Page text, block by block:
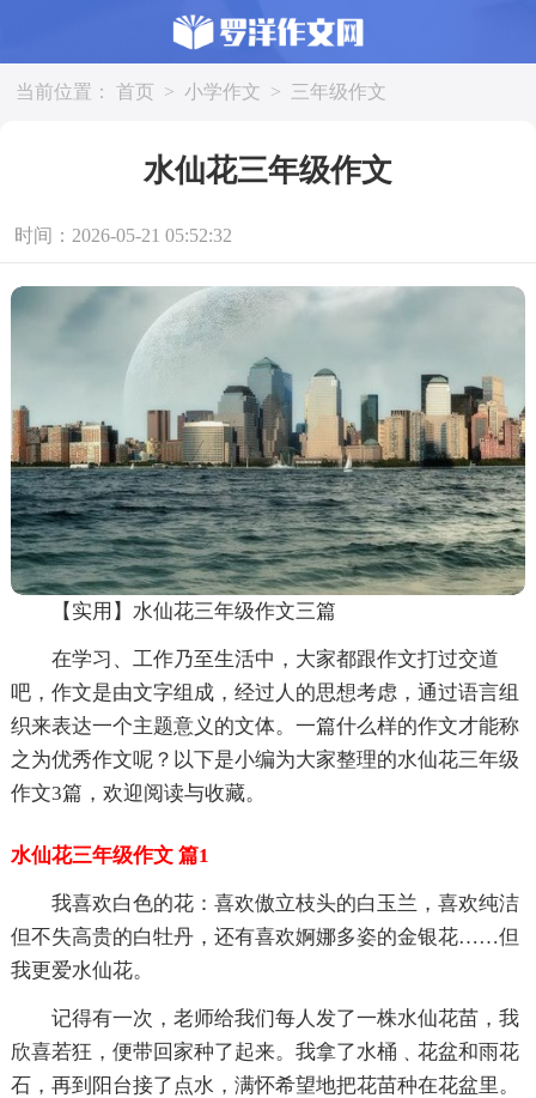
当前位置： 首页 > 小学作文 > 三年级作文
水仙花三年级作文
时间：2026-05-21 05:52:32
【实用】水仙花三年级作文三篇
在学习、工作乃至生活中，大家都跟作文打过交道
吧，作文是由文字组成，经过人的思想考虑，通过语言组
织来表达一个主题意义的文体。一篇什么样的作文才能称
之为优秀作文呢？以下是小编为大家整理的水仙花三年级
作文3篇，欢迎阅读与收藏。
水仙花三年级作文 篇1
我喜欢白色的花：喜欢傲立枝头的白玉兰，喜欢纯洁
但不失高贵的白牡丹，还有喜欢婀娜多姿的金银花……但
我更爱水仙花。
记得有一次，老师给我们每人发了一株水仙花苗，我
欣喜若狂，便带回家种了起来。我拿了水桶﹑花盆和雨花
石，再到阳台接了点水，满怀希望地把花苗种在花盆里。